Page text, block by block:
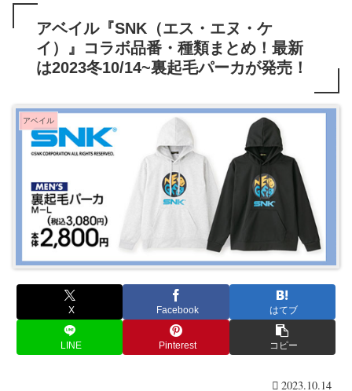
アベイル『SNK（エス・エヌ・ケ
イ）』コラボ品番・種類まとめ！最新
は2023冬10/14~裏起毛パーカが発売！
アベイル
X Facebook はてブ
LINE Pinterest コピー
2023.10.14